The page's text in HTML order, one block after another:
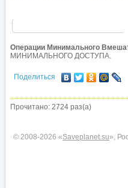
Операции Минимального
МИНИМАЛЬНОГО ДОСТУПА.
Поделиться
Прочитано: 2724 раз(а)
© 2008-2026 «Saveplanet.su»,